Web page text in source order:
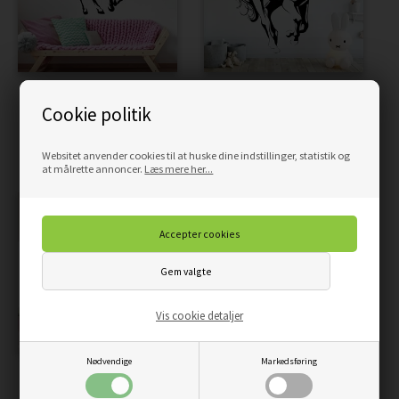
Cookie politik
Websitet anvender cookies til at huske dine indstillinger, statistik og
at målrette annoncer. Læs mere her...
Nødvendige Markedsføring
Vis cookie detaljer
HEST I GALOP
229,00 194,65DKK 229,00 194,65DKK
DET SMUKKE
GALOPERENDE HEST